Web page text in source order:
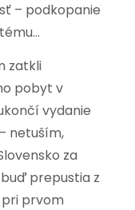
– podkopanie
zatkli
pobyt v
vydanie
netuším,
za
prepustia z
prvom